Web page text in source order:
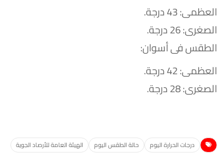
العظمى: 43 درجة.
الصغرى: 26 درجة.
الطقس فى أسوان:
العظمى: 42 درجة.
الصغرى: 28 درجة.
درجات الحرارة اليوم حالة الطقس اليوم الهيئة العامة للأرصاد الجوية